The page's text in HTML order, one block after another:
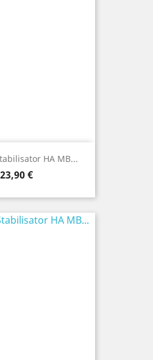
HA MB...
Preis
23,90 €